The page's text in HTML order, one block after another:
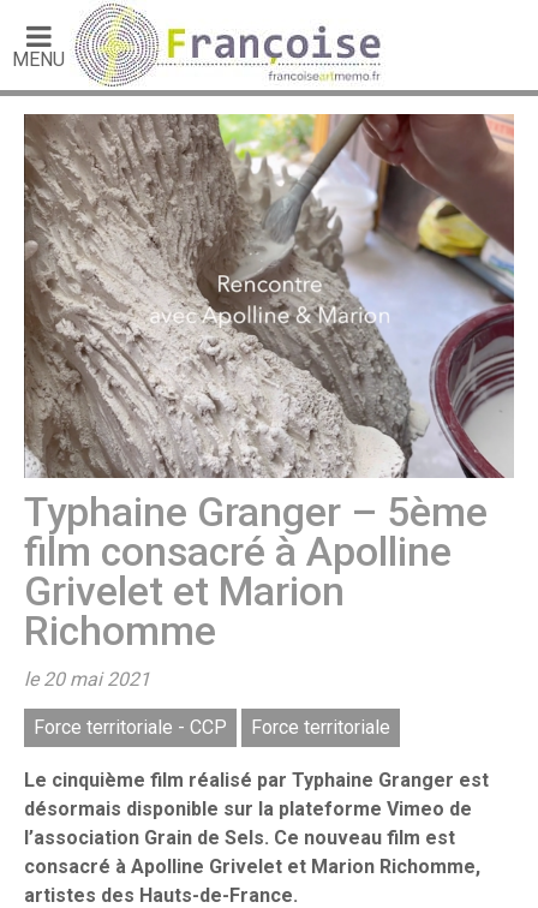
MENU
Typhaine Granger – 5ème
film consacré à Apolline
Grivelet et Marion
Richomme
le 20 mai 2021
Force territoriale - CCP Force territoriale
Le cinquième film réalisé par Typhaine Granger est
désormais disponible sur la plateforme Vimeo de
l’association Grain de Sels. Ce nouveau film est
consacré à Apolline Grivelet et Marion Richomme,
artistes des Hauts-de-France.